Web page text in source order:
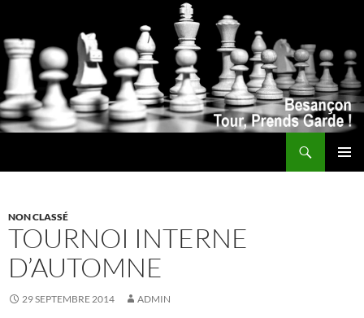
NON CLASSÉ
TOURNOI INTERNE
D’AUTOMNE
29 SEPTEMBRE 2014 ADMIN